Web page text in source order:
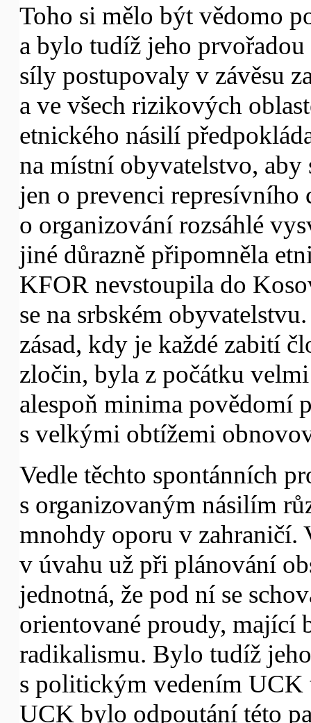
Toho si mělo být vědomo
a bylo tudíž jeho
síly postupovaly v závěsu
a ve všech rizikových
etnického násilí
na místní obyvatelstvo,
jen o prevenci represívního
o organizování rozsáhlé
jiné důrazně připomněla
KFOR nevstoupila do
se na srbském
zásad, kdy je každé zabití
zločin, byla z počátku
alespoň minima povědomí
s velkými obtížemi
Vedle těchto spontánních
s organizovaným násilím
mnohdy oporu v
v úvahu už při plánování
jednotná, že pod ní se
orientované proudy, mající
radikalismu. Bylo tudíž
s politickým vedením UCK
UCK bylo odpoutání této